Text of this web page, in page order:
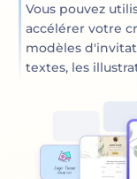
Vous pouvez
accélérer votre
modèles
textes, les